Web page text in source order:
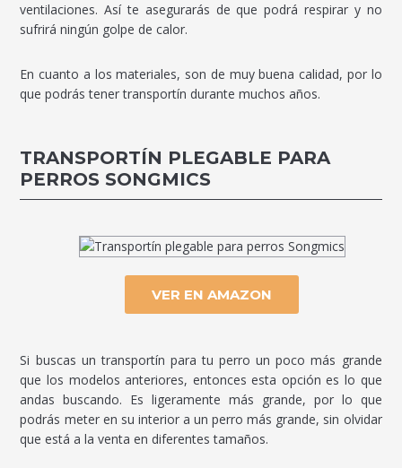
ventilaciones. Así te asegurarás de que podrá respirar y no
sufrirá ningún golpe de calor.
En cuanto a los materiales, son de muy buena calidad, por lo
que podrás tener transportín durante muchos años.
TRANSPORTÍN PLEGABLE PARA
PERROS SONGMICS
VER EN AMAZON
Si buscas un transportín para tu perro un poco más grande
que los modelos anteriores, entonces esta opción es lo que
andas buscando. Es ligeramente más grande, por lo que
podrás meter en su interior a un perro más grande, sin olvidar
que está a la venta en diferentes tamaños.